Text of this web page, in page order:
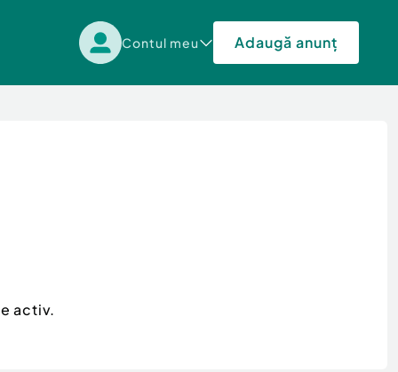
Contul meu Adaugă anunț
activ.